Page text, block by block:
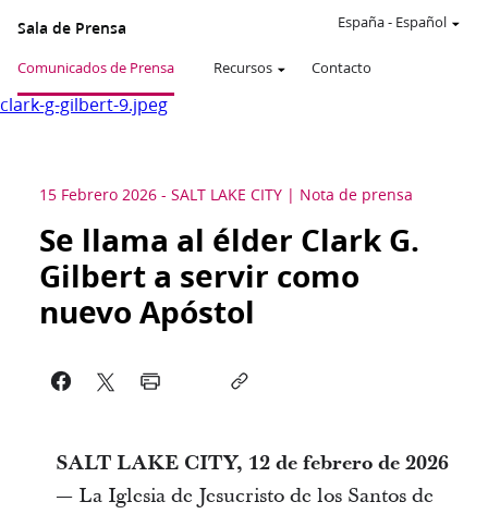
Sala de Prensa
Comunicados de Prensa Recursos Contacto
España- Español
clark-g-gilbert-9.jpeg
15 Febrero 2026 - SALT LAKE CITY Nota de prensa
Se llama al élder Clark G.
Gilbert a servir como
nuevo Apóstol
SALT LAKE CITY, 12 de febrero de 2026
— La Iglesia de Jesucristo de los Santos de